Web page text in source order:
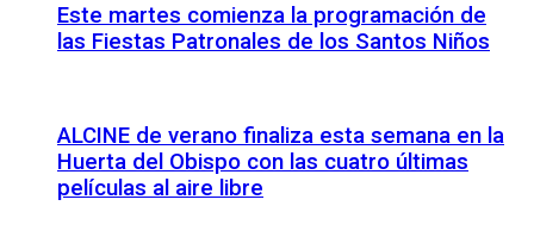
Este martes comienza la programación de
las Fiestas Patronales de los Santos Niños
ALCINE de verano finaliza esta semana en la
Huerta del Obispo con las cuatro últimas
películas al aire libre